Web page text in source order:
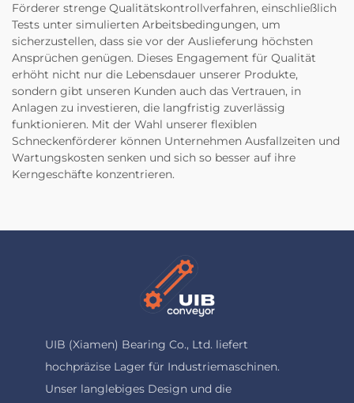
Förderer strenge Qualitätskontrollverfahren, einschließlich
Tests unter simulierten Arbeitsbedingungen, um
sicherzustellen, dass sie vor der Auslieferung höchsten
Ansprüchen genügen. Dieses Engagement für Qualität
erhöht nicht nur die Lebensdauer unserer Produkte,
sondern gibt unseren Kunden auch das Vertrauen, in
Anlagen zu investieren, die langfristig zuverlässig
funktionieren. Mit der Wahl unserer flexiblen
Schneckenförderer können Unternehmen Ausfallzeiten und
Wartungskosten senken und sich so besser auf ihre
Kerngeschäfte konzentrieren.
UIB (Xiamen) Bearing Co., Ltd. liefert
hochpräzise Lager für Industriemaschinen.
Unser langlebiges Design und die